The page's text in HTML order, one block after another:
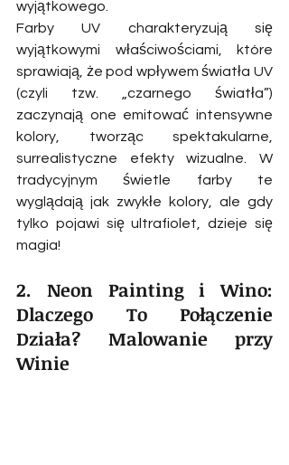
wyjątkowego.
Farby UV charakteryzują się
wyjątkowymi właściwościami, które
sprawiają, że pod wpływem światła UV
(czyli tzw. „czarnego światła”)
zaczynają one emitować intensywne
kolory, tworząc spektakularne,
surrealistyczne efekty wizualne. W
tradycyjnym świetle farby te
wyglądają jak zwykłe kolory, ale gdy
tylko pojawi się ultrafiolet, dzieje się
magia!
2. Neon Painting i Wino:
Dlaczego To Połączenie
Działa? Malowanie przy
Winie